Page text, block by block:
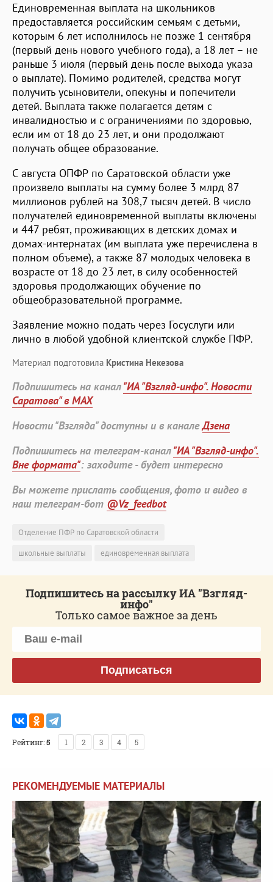
Единовременная выплата на школьников
предоставляется российским семьям с детьми,
которым 6 лет исполнилось не позже 1 сентября
(первый день нового учебного года), а 18 лет – не
раньше 3 июля (первый день после выхода указа
о выплате). Помимо родителей, средства могут
получить усыновители, опекуны и попечители
детей. Выплата также полагается детям с
инвалидностью и с ограничениями по здоровью,
если им от 18 до 23 лет, и они продолжают
получать общее образование.
С августа ОПФР по Саратовской области уже
произвело выплаты на сумму более 3 млрд 87
миллионов рублей на 308,7 тысяч детей. В число
получателей единовременной выплаты включены
и 447 ребят, проживающих в детских домах и
домах-интернатах (им выплата уже перечислена в
полном объеме), а также 87 молодых человека в
возрасте от 18 до 23 лет, в силу особенностей
здоровья продолжающих обучение по
общеобразовательной программе.
Заявление можно подать через Госуслуги или
лично в любой удобной клиентской службе ПФР.
Материал подготовила Кристина Некезова
Подпишитесь на канал"ИА "Взгляд-инфо". Новости
Саратова" в MAX
Новости "Взгляда" доступны и в каналеДзена
Подпишитесь на телеграм-канал"ИА "Взгляд-инфо".
Вне формата": заходите - будет интересно
Вы можете прислать сообщения, фото и видео в
наш телеграм-бот @Vz_feedbot
Отделение ПФР по Саратовской области
школьные выплаты
единовременная выплата
Подпишитесь на рассылку ИА "Взгляд-
инфо"
Только самое важное за день
Подписаться
Рейтинг:5 1 2 3 4 5
РЕКОМЕНДУЕМЫЕ МАТЕРИАЛЫ